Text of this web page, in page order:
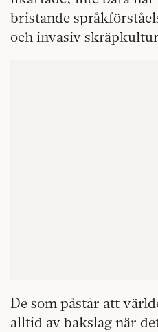
bristande
och invasiv
De som påstår att
alltid av bakslag när